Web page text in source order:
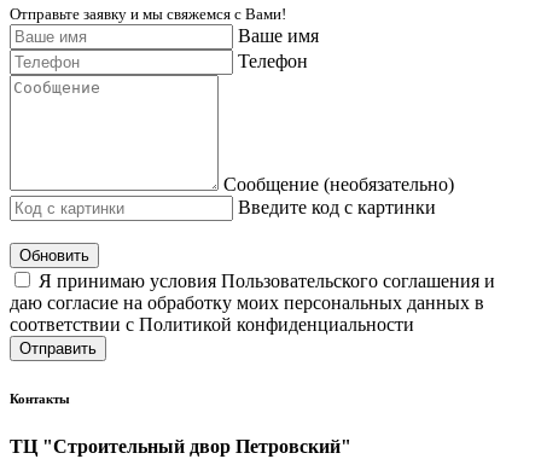
Отправьте заявку и мы свяжемся с Вами!
Ваше имя
Телефон
Сообщение (необязательно)
Введите код с картинки
Обновить
Я принимаю условия Пользовательского соглашения и
даю согласие на обработку моих персональных данных в
соответствии с Политикой конфиденциальности
Отправить
Контакты
ТЦ "Строительный двор Петровский"